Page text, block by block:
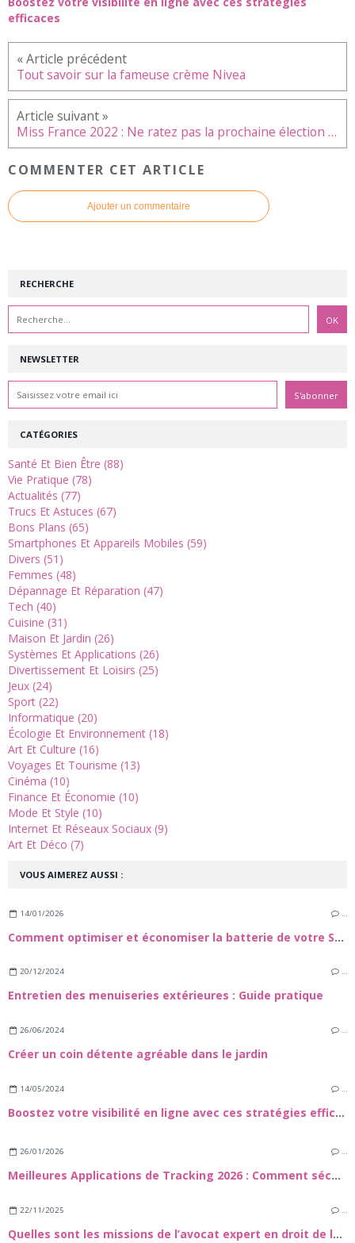
efficaces
Tout savoir sur la fameuse crème Nivea
Miss France 2022 : Ne ratez pas la prochaine élection de Caen
COMMENTER CET ARTICLE
Ajouter un commentaire
NEWSLETTER
RECHERCHE
VOUS AIMEREZ AUSSI :
14/01/2026 …
Comment optimiser et économiser la batterie de votre Samsung Galaxy S24
20/12/2024 …
Entretien des menuiseries extérieures : Guide pratique
26/06/2024 …
Créer un coin détente agréable dans le jardin
14/05/2024 …
Boostez votre visibilité en ligne avec ces stratégies efficaces
26/01/2026 …
Meilleures Applications de Tracking 2026 : Comment sécuuriser vos proches et vos appareils
22/11/2025 …
Quelles sont les missions de l’avocat expert en droit de la construction et dans le domaine des travaux de rénovation énergétique ?
CATÉGORIES
Santé Et Bien Être (88)
Vie Pratique (78)
Actualités (77)
Trucs Et Astuces (67)
Bons Plans (65)
Smartphones Et Appareils Mobiles (59)
Divers (51)
Femmes (48)
Dépannage Et Réparation (47)
Tech (40)
Cuisine (31)
Maison Et Jardin (26)
Systèmes Et Applications (26)
Divertissement Et Loisirs (25)
Jeux (24)
Sport (22)
Informatique (20)
Écologie Et Environnement (18)
Art Et Culture (16)
Voyages Et Tourisme (13)
Cinéma (10)
Finance Et Économie (10)
Mode Et Style (10)
Internet Et Réseaux Sociaux (9)
Art Et Déco (7)